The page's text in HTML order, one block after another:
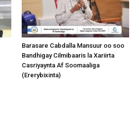
Barasare Cabdalla Mansuur oo soo
Bandhigay Cilmibaaris la Xariirta
Casriyaynta Af Soomaaliga
(Ererybixinta)